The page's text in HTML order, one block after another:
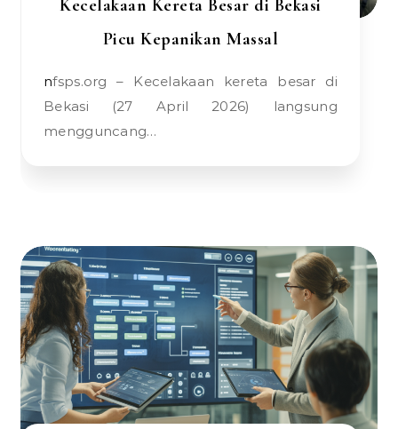
Kecelakaan Kereta Besar di Bekasi
Picu Kepanikan Massal
nfsps.org – Kecelakaan kereta besar di
Bekasi (27 April 2026) langsung
mengguncang…